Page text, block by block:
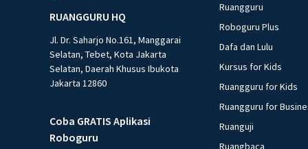
RUANGGURU HQ
Jl. Dr. Saharjo No.161, Manggarai
Selatan, Tebet, Kota Jakarta
Selatan, Daerah Khusus Ibukota
Jakarta 12860
Coba GRATIS Aplikasi
Roboguru
Ruangguru
Roboguru Plus
Dafa dan Lulu
Kursus for Kids
Ruangguru for Kids
Ruangguru for
Ruanguji
Ruangbaca